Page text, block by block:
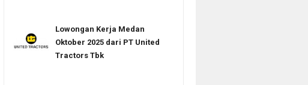
Lowongan Kerja Medan
Oktober 2025 dari PT United
Tractors Tbk